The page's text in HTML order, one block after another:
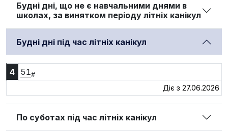
Будні дні, що не є навчальними днями в
школах, за винятком періоду літніх канікул
Будні дні під час літніх канікул
4 51#4:51
Діє з 27.06.2026
По суботах під час літніх канікул